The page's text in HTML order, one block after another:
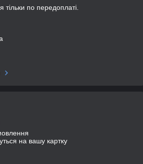
тільки по передоплаті.
на вашу картку